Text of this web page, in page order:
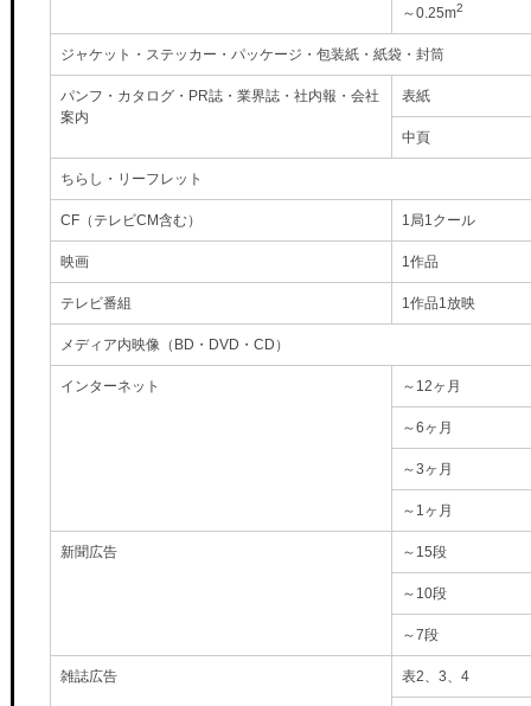
～0.25m2
ジャケット・ステッカー・パッケージ・包装紙・紙袋・封筒
パンフ・カタログ・PR誌・業界誌・社内報・会社
案内
表紙
中頁
ちらし・リーフレット
CF（テレビCM含む） 1局1クール
映画 1作品
テレビ番組 1作品1放映
メディア内映像（BD・DVD・CD）
インターネット ～12ヶ月
～6ヶ月
～3ヶ月
～1ヶ月
新聞広告 ～15段
～10段
～7段
雑誌広告 表2、3、4